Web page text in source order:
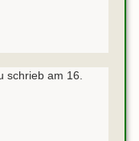
schrieb am 16.